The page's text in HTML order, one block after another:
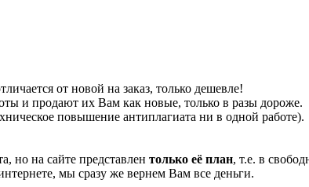
от новой на заказ, только дешевле!
и продают их Вам как новые, только в разы дороже.
повышение антиплагиата ни в одной работе).
но на сайте представлен только её план, т.е. в
мы сразу же вернем Вам все деньги.